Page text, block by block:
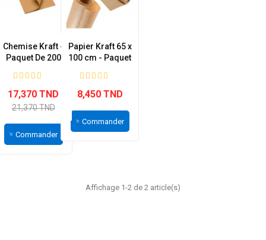
Chemise Kraft -
Paquet De 200
17,370 TND
21,370 TND
Commander
Papier Kraft 65 x
100 cm - Paquet
8,450 TND
Commander
Affichage 1-2 de 2 article(s)